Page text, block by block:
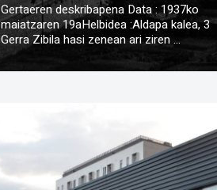
Gertaeren deskribapena Data : 1937ko
maiatzaren 19aHelbidea :Aldapa kalea, 3
Gerra Zibila hasi zenean ari ziren …